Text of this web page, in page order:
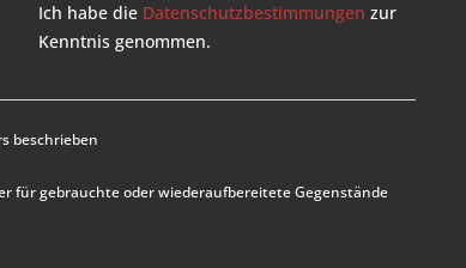
Ich habe die Datenschutzbestimmungen zur
Kenntnis genommen.
beschrieben
für gebrauchte oder wiederaufbereitete Gegenstände